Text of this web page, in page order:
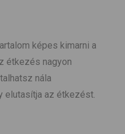
képes kimarni a
étkezés nagyon
nála
elutasítja az étkezést.